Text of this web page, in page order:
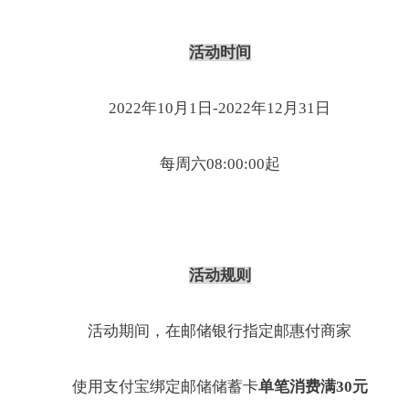
活动时间
2022年10 月 1 日-2022年12 月31 日
每周六08:00:00起
活动规则
活动期间，在邮储银行指定邮惠付商家
使用支付宝绑定邮储储蓄卡单笔消费满30元